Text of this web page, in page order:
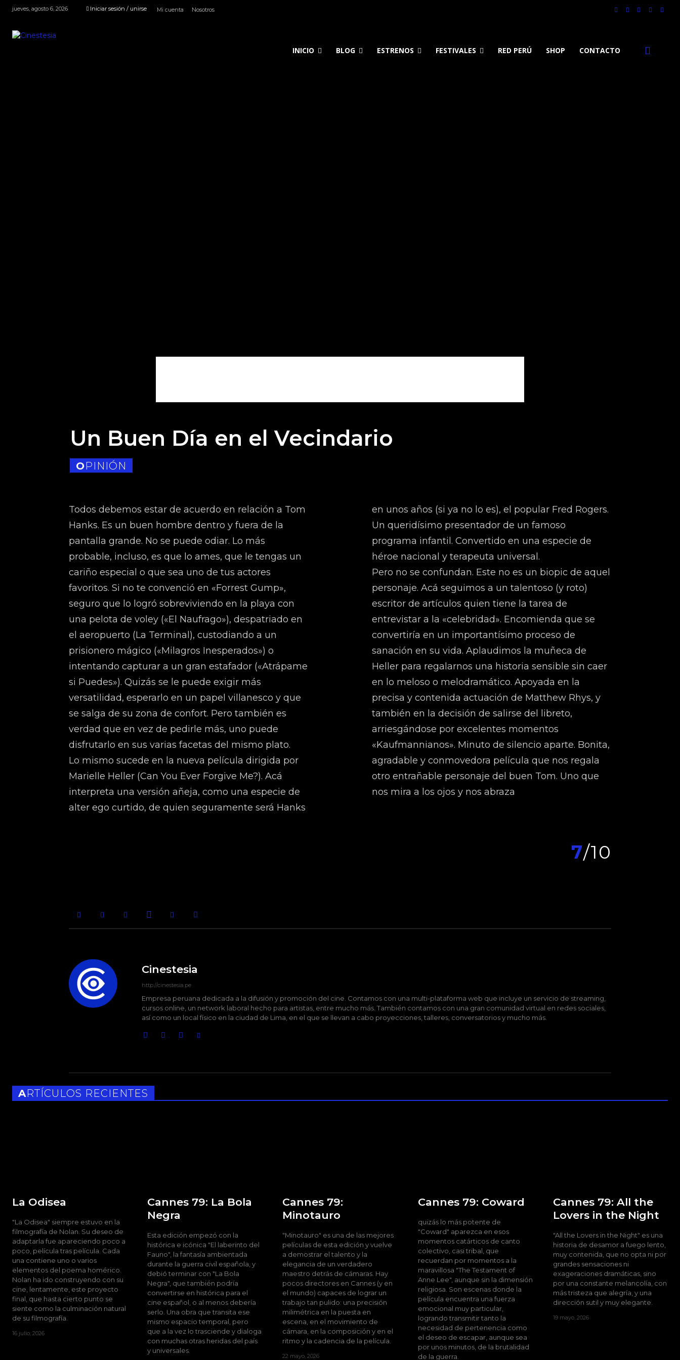
jueves, agosto 6, 2026 Iniciar sesión / unirse Mi cuenta Nosotros
INICIO BLOG ESTRENOS FESTIVALES RED PERÚ SHOP CONTACTO
Un Buen Día en el Vecindario
OPINIÓN
Todos debemos estar de acuerdo en relación a Tom
Hanks. Es un buen hombre dentro y fuera de la
pantalla grande. No se puede odiar. Lo más
probable, incluso, es que lo ames, que le tengas un
cariño especial o que sea uno de tus actores
favoritos. Si no te convenció en «Forrest Gump»,
seguro que lo logró sobreviviendo en la playa con
una pelota de voley («El Naufrago»), despatriado en
el aeropuerto (La Terminal), custodiando a un
prisionero mágico («Milagros Inesperados») o
intentando capturar a un gran estafador («Atrápame
si Puedes»). Quizás se le puede exigir más
versatilidad, esperarlo en un papel villanesco y que
se salga de su zona de confort. Pero también es
verdad que en vez de pedirle más, uno puede
disfrutarlo en sus varias facetas del mismo plato.
Lo mismo sucede en la nueva película dirigida por
Marielle Heller (Can You Ever Forgive Me?). Acá
interpreta una versión añeja, como una especie de
alter ego curtido, de quien seguramente será Hanks
en unos años (si ya no lo es), el popular Fred Rogers.
Un queridísimo presentador de un famoso
programa infantil. Convertido en una especie de
héroe nacional y terapeuta universal.
Pero no se confundan. Este no es un biopic de aquel
personaje. Acá seguimos a un talentoso (y roto)
escritor de artículos quien tiene la tarea de
entrevistar a la «celebridad». Encomienda que se
convertiría en un importantísimo proceso de
sanación en su vida. Aplaudimos la muñeca de
Heller para regalarnos una historia sensible sin caer
en lo meloso o melodramático. Apoyada en la
precisa y contenida actuación de Matthew Rhys, y
también en la decisión de salirse del libreto,
arriesgándose por excelentes momentos
«Kaufmannianos». Minuto de silencio aparte. Bonita,
agradable y conmovedora película que nos regala
otro entrañable personaje del buen Tom. Uno que
nos mira a los ojos y nos abraza
7/10
Cinestesia
http://cinestesia.pe
Empresa peruana dedicada a la difusión y promoción del cine. Contamos con una multi-plataforma web que incluye un servicio de streaming,
cursos online, un network laboral hecho para artistas, entre mucho más. También contamos con una gran comunidad virtual en redes sociales,
así como un local físico en la ciudad de Lima, en el que se llevan a cabo proyecciones, talleres, conversatorios y mucho más.
ARTÍCULOS RECIENTES
La Odisea
"La Odisea" siempre estuvo en la
filmografía de Nolan. Su deseo de
adaptarla fue apareciendo poco a
poco, película tras película. Cada
una contiene uno o varios
elementos del poema homérico.
Nolan ha ido construyendo con su
cine, lentamente, este proyecto
final, que hasta cierto punto se
siente como la culminación natural
de su filmografía.
16 julio, 2026
Cannes 79: La Bola
Negra
Esta edición empezó con la
histórica e icónica "El laberinto del
Fauno", la fantasía ambientada
durante la guerra civil española, y
debió terminar con "La Bola
Negra", que también podría
convertirse en histórica para el
cine español, o al menos debería
serlo. Una obra que transita ese
mismo espacio temporal, pero
que a la vez lo trasciende y dialoga
con muchas otras heridas del país
y universales.
Cannes 79:
Minotauro
"Minotauro" es una de las mejores
películas de esta edición y vuelve
a demostrar el talento y la
elegancia de un verdadero
maestro detrás de cámaras. Hay
pocos directores en Cannes (y en
el mundo) capaces de lograr un
trabajo tan pulido: una precisión
milimétrica en la puesta en
escena, en el movimiento de
cámara, en la composición y en el
ritmo y la cadencia de la película.
22 mayo, 2026
Cannes 79: Coward
quizás lo más potente de
"Coward" aparezca en esos
momentos catárticos de canto
colectivo, casi tribal, que
recuerdan por momentos a la
maravillosa "The Testament of
Anne Lee", aunque sin la dimensión
religiosa. Son escenas donde la
película encuentra una fuerza
emocional muy particular,
logrando transmitir tanto la
necesidad de pertenencia como
el deseo de escapar, aunque sea
por unos minutos, de la brutalidad
de la guerra.
Cannes 79: All the
Lovers in the Night
"All the Lovers in the Night" es una
historia de desamor a fuego lento,
muy contenida, que no opta ni por
grandes sensaciones ni
exageraciones dramáticas, sino
por una constante melancolía, con
más tristeza que alegría, y una
dirección sutil y muy elegante.
19 mayo, 2026